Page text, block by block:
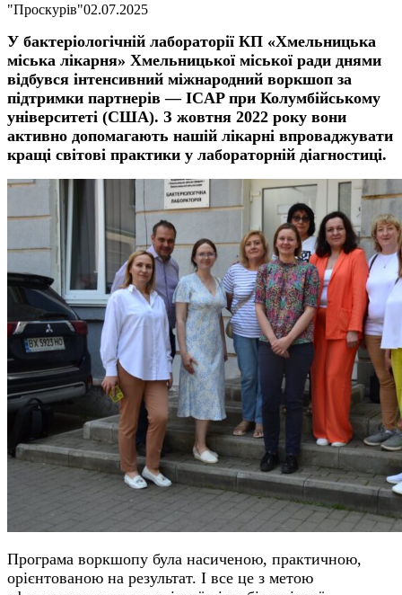
"Проскурів"02.07.2025
У бактеріологічній лабораторії КП «Хмельницька
міська лікарня» Хмельницької міської ради днями
відбувся інтенсивний міжнародний воркшоп за
підтримки партнерів — ICAP при Колумбійському
університеті (США). З жовтня 2022 року вони
активно допомагають нашій лікарні впроваджувати
кращі світові практики у лабораторній діагностиці.
Програма воркшопу була насиченою, практичною,
орієнтованою на результат. І все це з метою